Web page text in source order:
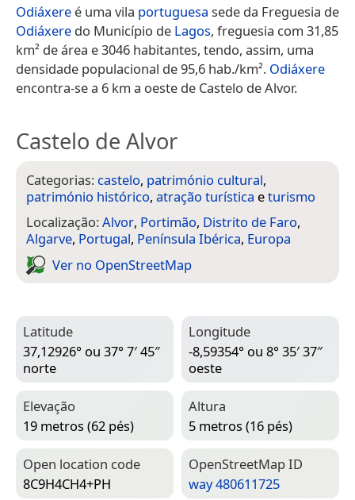
Odiáxere é uma vila portuguesa sede da Freguesia de
Odiáxere do Município de Lagos, freguesia com 31,85
km² de área e 3046 habitantes, tendo, assim, uma
densidade populacional de 95,6 hab./km². Odiáxere
encontra-se a 6 km a oeste de Castelo de Alvor.
Castelo de Alvor
Categorias: castelo, património cultural,
património histórico, atração turística eturismo
Localização:Alvor, Portimão, Distrito de Faro,
Algarve, Portugal, Península Ibérica, Europa
Ver no Open­Street­Map
Latitude
37,12926° ou 37° 7′ 45″
norte
Longitude
-8,59354° ou 8° 35′ 37″
oeste
Elevação
19 metros (62 pés)
Altura
5 metros (16 pés)
Open location code
8C9H4CH4+PH
Open­Street­Map ID
way 480611725